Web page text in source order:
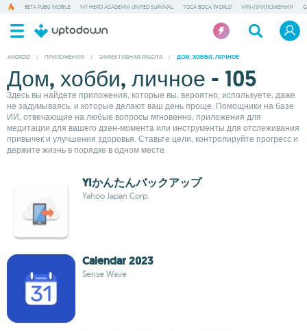
BETA PUBG MOBILE MY HERO ACADEMIA UNITED SURVIVAL TOCA BOCA WORLD VPN-ПРИЛОЖЕНИЯ
ANDROID / ПРИЛОЖЕНИЯ / ЭФФЕКТИВНАЯ РАБОТА / ДОМ, ХОББИ, ЛИЧНОЕ
Дом, хобби, личное - 105
Здесь вы найдете приложения, которые вы, вероятно, используете, даже
не задумываясь, и которые делают ваш день проще. Помощники на базе
ИИ, отвечающие на любые вопросы мгновенно, приложения для
медитации для вашего дзен-момента или инструменты для отслеживания
привычек и улучшения здоровья. Ставьте цели, контролируйте прогресс и
держите жизнь в порядке в одном месте.
Y!かんたんバックアップ
Yahoo Japan Corp.
Calendar 2023
Sense Wave